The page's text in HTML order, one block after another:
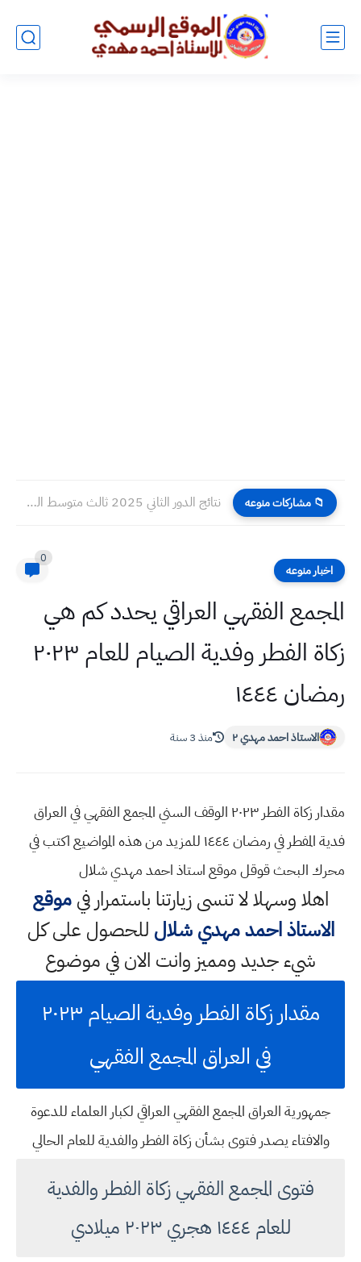
📁 مشاركات منوعه نتائج الدور الثاني 2025 ثالث متوسط النجف
اخبار منوعه
0
المجمع الفقهي العراقي يحدد كم هي
زكاة الفطر وفدية الصيام للعام ٢٠٢٣
رمضان ١٤٤٤
الاستاذ احمد مهدي ٢ منذ 3 سنة
مقدار زكاة الفطر ٢٠٢٣ الوقف السني المجمع الفقهي في العراق
فدية المفطر في رمضان ١٤٤٤ للمزيد من هذه المواضيع اكتب في
محرك البحث قوقل موقع استاذ احمد مهدي شلال
اهلا وسهلالا تنسى زيارتنا باستمرار فيموقع
الاستاذ احمد مهدي شلال للحصول على كل
شيء جديد ومميز وانت الان في موضوع
مقدار زكاة الفطر وفدية الصيام ٢٠٢٣
في العراق المجمع الفقهي
جمهورية العراق المجمع الفقهي العراقي لكبار العلماء للدعوة
والافتاء يصدر فتوى بشأن زكاة الفطر والفدية للعام الحالي
فتوى المجمع الفقهي زكاة الفطر والفدية
للعام ١٤٤٤ هجري ٢٠٢٣ ميلادي